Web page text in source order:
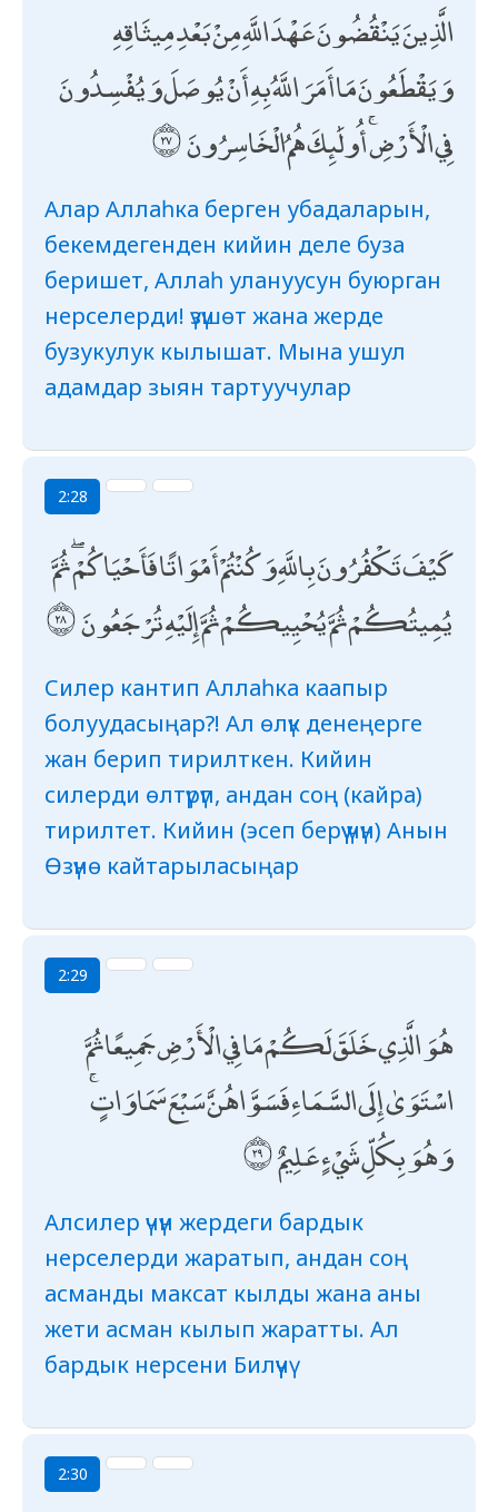
الَّذِينَ يَنْقُضُونَ عَهْدَ اللَّهِ مِنْ بَعْدِ مِيثَاقِهِ
وَيَقْطَعُونَ مَا أَمَرَ اللَّهُ بِهِ أَنْ يُوصَلَ وَيُفْسِدُونَ
فِي الْأَرْضِ ۚ أُولَٰئِكَ هُمُ الْخَاسِرُونَ
Алар Аллаһка берген убадаларын,
бекемдегенден кийин деле буза
беришет, Аллаһ улануусун буюрган
нерселерди! үзүшөт жана жерде
бузукулук кылышат. Мына ушул
адамдар зыян тартуучулар
2:28
كَيْفَ تَكْفُرُونَ بِاللَّهِ وَكُنْتُمْ أَمْوَاتًا فَأَحْيَاكُمْ ۖ ثُمَّ
يُمِيتُكُمْ ثُمَّ يُحْيِيكُمْ ثُمَّ إِلَيْهِ تُرْجَعُونَ
Силер кантип Аллаһка каапыр
болуудасыңар?! Ал өлүк денеңерге
жан берип тирилткен. Кийин
силерди өлтүрүп, андан соң (кайра)
тирилтет. Кийин (эсеп берүү үчүн) Анын
Өзүнө кайтарыласыңар
2:29
هُوَ الَّذِي خَلَقَ لَكُمْ مَا فِي الْأَرْضِ جَمِيعًا ثُمَّ
اسْتَوَىٰ إِلَى السَّمَاءِ فَسَوَّاهُنَّ سَبْعَ سَمَاوَاتٍ ۚ
وَهُوَ بِكُلِّ شَيْءٍ عَلِيمٌ
Алсилер үчүн жердеги бардык
нерселерди жаратып, андан соң
асманды максат кылды жана аны
жети асман кылып жаратты. Ал
бардык нерсени Билүүчү
2:30